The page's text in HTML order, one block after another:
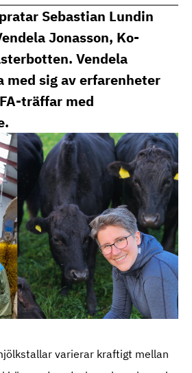
mjölkproduktion
Sebastian Lundin
Jonasson, Ko-
Vendela
med sig av erfarenheter
träffar med
varierar kraftigt mellan